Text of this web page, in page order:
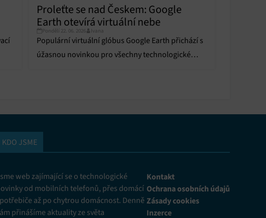
Proleťte se nad Českem: Google
Earth otevírá virtuální nebe
Pondělí 22. 06. 2026 Ivana
Populární virtuální glóbus Google Earth přichází s
úžasnou novinkou pro všechny technologické
KDO JSME
web zajímající se o technologické
od mobilních telefonů, přes domácí
až po chytrou domácnost. Denně
přinášíme aktuality ze světa
Kontakt
Ochrana osobních údajů
Zásady cookies
Inzerce